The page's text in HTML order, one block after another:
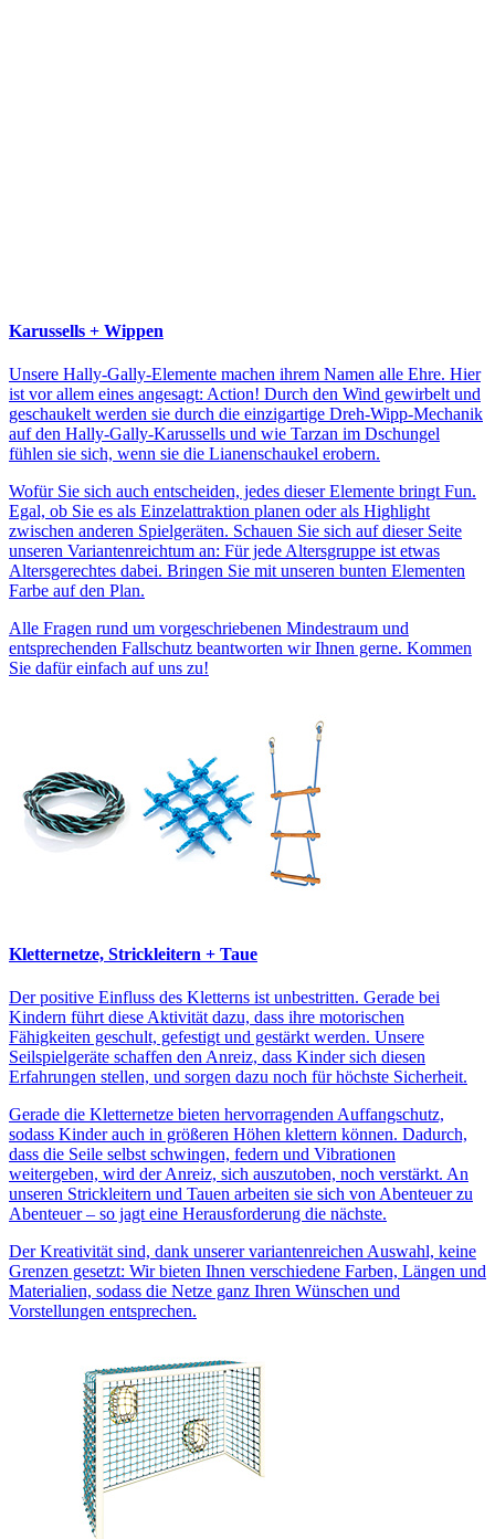
Karussells + Wippen
Unsere Hally-Gally-Elemente machen ihrem Namen alle Ehre. Hier
ist vor allem eines angesagt: Action! Durch den Wind gewirbelt und
geschaukelt werden sie durch die einzigartige Dreh-Wipp-Mechanik
auf den Hally-Gally-Karussells und wie Tarzan im Dschungel
fühlen sie sich, wenn sie die Lianenschaukel erobern.
Wofür Sie sich auch entscheiden, jedes dieser Elemente bringt Fun.
Egal, ob Sie es als Einzelattraktion planen oder als Highlight
zwischen anderen Spielgeräten. Schauen Sie sich auf dieser Seite
unseren Variantenreichtum an: Für jede Altersgruppe ist etwas
Altersgerechtes dabei. Bringen Sie mit unseren bunten Elementen
Farbe auf den Plan.
Alle Fragen rund um vorgeschriebenen Mindestraum und
entsprechenden Fallschutz beantworten wir Ihnen gerne. Kommen
Sie dafür einfach auf uns zu!
Kletternetze, Strickleitern + Taue
Der positive Einfluss des Kletterns ist unbestritten. Gerade bei
Kindern führt diese Aktivität dazu, dass ihre motorischen
Fähigkeiten geschult, gefestigt und gestärkt werden. Unsere
Seilspielgeräte schaffen den Anreiz, dass Kinder sich diesen
Erfahrungen stellen, und sorgen dazu noch für höchste Sicherheit.
Gerade die Kletternetze bieten hervorragenden Auffangschutz,
sodass Kinder auch in größeren Höhen klettern können. Dadurch,
dass die Seile selbst schwingen, federn und Vibrationen
weitergeben, wird der Anreiz, sich auszutoben, noch verstärkt. An
unseren Strickleitern und Tauen arbeiten sie sich von Abenteuer zu
Abenteuer – so jagt eine Herausforderung die nächste.
Der Kreativität sind, dank unserer variantenreichen Auswahl, keine
Grenzen gesetzt: Wir bieten Ihnen verschiedene Farben, Längen und
Materialien, sodass die Netze ganz Ihren Wünschen und
Vorstellungen entsprechen.